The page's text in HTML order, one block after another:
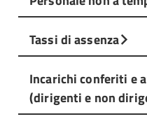
Tassi di assenza
Incarichi conferiti e
(dirigenti e non